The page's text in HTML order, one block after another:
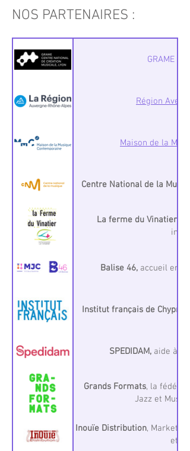
NOS PARTENAIRES :
GRAME -
Région
Maison de la
Centre National de la
La ferme du Vinatier,
Balise 46, accueil en
Institut français de Chypre,
SPEDIDAM, aide à la
Grands Formats, la
Jazz et
Inouïe Distribution,
et